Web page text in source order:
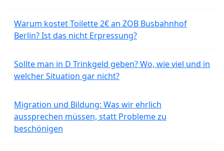
Warum kostet Toilette 2€ an ZOB Busbahnhof
Berlin? Ist das nicht Erpressung?
Sollte man in D Trinkgeld geben? Wo, wie viel und in
welcher Situation gar nicht?
Migration und Bildung: Was wir ehrlich
aussprechen müssen, statt Probleme zu
beschönigen